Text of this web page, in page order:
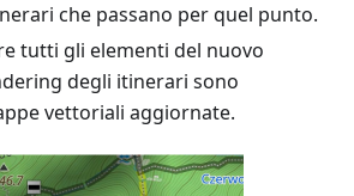
che passano per quel punto.
tutti gli elementi del nuovo
degli itinerari sono
vettoriali aggiornate.